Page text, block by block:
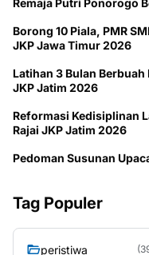
Borong 10 Piala, PMR
JKP Jawa Timur 2026
Latihan 3 Bulan
JKP Jatim 2026
Reformasi Kedisiplinan
Rajai JKP Jatim 2026
Pedoman Susunan
Tag Populer
peristiwa